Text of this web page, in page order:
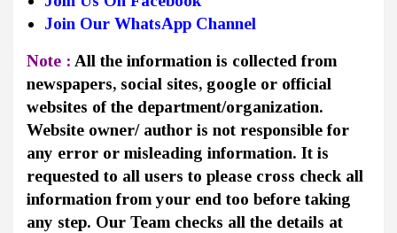
Join Our WhatsApp Channel
Note : All the information is collected from
newspapers, social sites, google or official
websites of the department/organization.
Website owner/ author is not responsible for
any error or misleading information. It is
requested to all users to please cross check all
information from your end too before taking
any step. Our Team checks all the details at